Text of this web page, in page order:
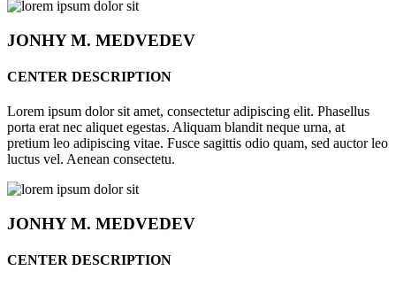
JONHYM. MEDVEDEV
CENTER DESCRIPTION
Lorem ipsum dolor sit amet, consectetur adipiscing elit. Phasellus
porta erat nec aliquet egestas. Aliquam blandit neque urna, at
pretium leo adipiscing vitae. Fusce sagittis odio quam, sed auctor leo
luctus vel. Aenean consectetu.
JONHYM. MEDVEDEV
CENTER DESCRIPTION